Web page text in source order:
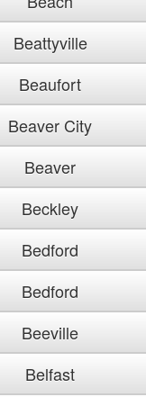
Beattyville
Beaufort
Beaver City
Beaver
Beckley
Bedford
Bedford
Beeville
Belfast